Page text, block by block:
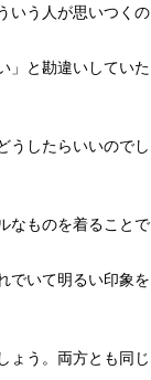
いう人が思いつくの
」と勘違いしていた
うしたらいいのでし
なものを着ることで
でいて明るい印象を
ょう。両方とも同じ